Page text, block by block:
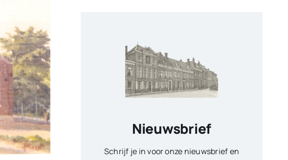
Nieuwsbrief
Schrijf je in voor onze nieuwsbrief en